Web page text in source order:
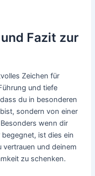
Fazit zur
Zeichen für
und tiefe
du in besonderen
sondern von einer
wenn dir
ist dies ein
und deinem
zu schenken.